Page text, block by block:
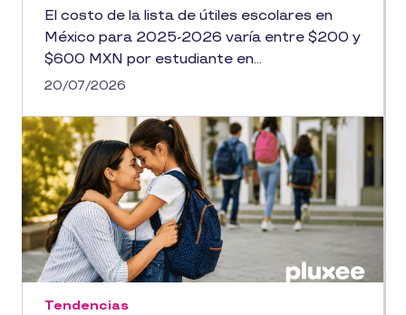
El costo de la lista de útiles escolares en
México para 2025-2026 varía entre $200 y
$600 MXN por estudiante en...
20/07/2026
Tendencias